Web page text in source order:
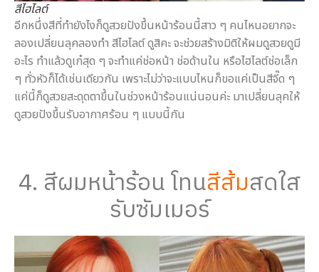
สีไฮไลต์
อีกหนึ่งสีที่ทำยังไงก็ดูสวยปังขึ้นหน้าร้อนนี้สาว ๆ คนไหนอยากจะ
ลองเปลี่ยนลุคลองทำ สีไฮไลต์ ดูสิคะ จะช่วยสร้างมิติให้ผมดูสวยดูมี
อะไร ทำแล้วดูเก๋สุด ๆ จะทำแค่ช่อหน้า ช่อด้านใน หรือไฮไลต์ช่อเล็ก
ๆ ทั่วหัวก็ได้เช่นเดียวกัน เพราะไม่ว่าจะแบบไหนก็ขอแค่เป็นสีจี๊ด ๆ
แค่นี้ก็ดูสวยสะดุดตาขึ้นในช่วงหน้าร้อนแน่นอนค่ะ มาเปลี่ยนลุคให้
ดูสวยปังขึ้นรับอากาศร้อน ๆ แบบนี้กัน
4. สีผมหน้าร้อน โทนสีส้มสดใส
รับซัมเมอร์